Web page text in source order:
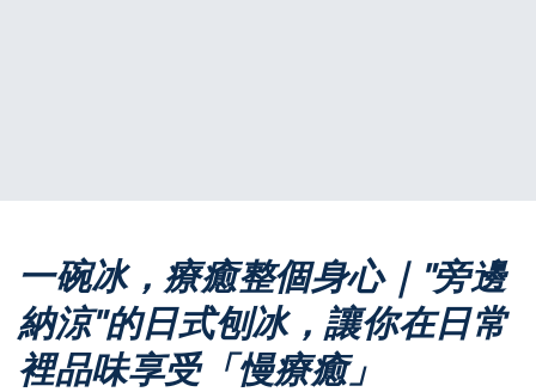
一碗冰，療癒整個身心｜"旁邊
納涼"的日式刨冰，讓你在日常
裡品味享受「慢療癒」